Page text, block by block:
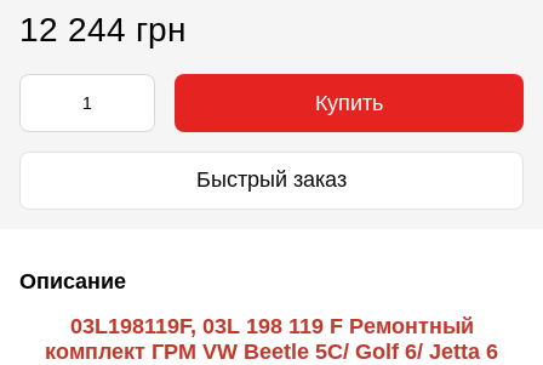
12 244 грн
Купить
Быстрый заказ
Описание
03L198119F, 03L 198 119 F Ремонтный
комплект ГРМ VW Beetle 5C/ Golf 6/ Jetta 6